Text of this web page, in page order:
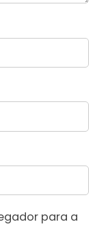
para a